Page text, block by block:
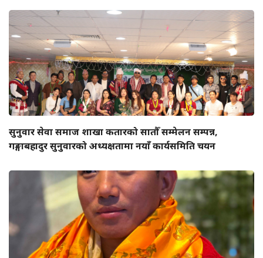
सुनुवार सेवा समाज शाखा कतारको सातौँ सम्मेलन सम्पन्न,
गङ्गाबहादुर सुनुवारको अध्यक्षतामा नयाँ कार्यसमिति चयन